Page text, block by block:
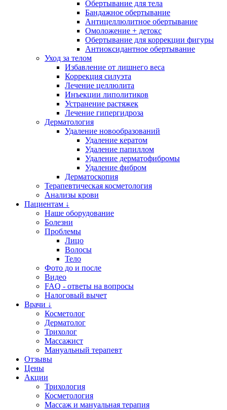
Обертывание для тела
Бандажное обертывание
Антицеллюлитное обертывание
Омоложение + детокс
Обертывание для коррекции фигуры
Антиоксидантное обертывание
Уход за телом
Избавление от лишнего веса
Коррекция силуэта
Лечение целлюлита
Инъекции липолитиков
Устранение растяжек
Лечение гипергидроза
Дерматология
Удаление новообразований
Удаление кератом
Удаление папиллом
Удаление дерматофибромы
Удаление фибром
Дерматоскопия
Терапевтическая косметология
Анализы крови
Пациентам ↓
Наше оборудование
Болезни
Проблемы
Лицо
Волосы
Тело
Фото до и после
Видео
FAQ - ответы на вопросы
Налоговый вычет
Врачи ↓
Косметолог
Дерматолог
Трихолог
Массажист
Мануальный терапевт
Отзывы
Цены
Акции
Трихология
Косметология
Массаж и мануальная терапия